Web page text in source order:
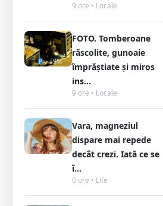
9 ore • Locale
FOTO. Tomberoane
răscolite, gunoaie
împrăștiate și miros
ins...
9 ore • Locale
Vara, magneziul
dispare mai repede
decât crezi. Iată ce se
î...
0 ore • Life